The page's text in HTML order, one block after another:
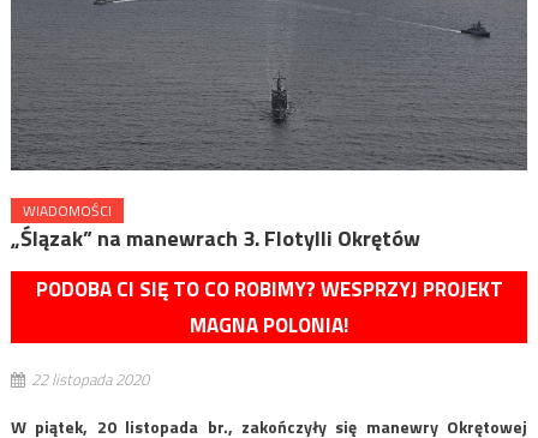
WIADOMOŚCI
„Ślązak” na manewrach 3. Flotylli Okrętów
PODOBA CI SIĘ TO CO ROBIMY? WESPRZYJ PROJEKT
MAGNA POLONIA!
22 listopada 2020
W piątek, 20 listopada br., zakończyły się manewry Okrętowej